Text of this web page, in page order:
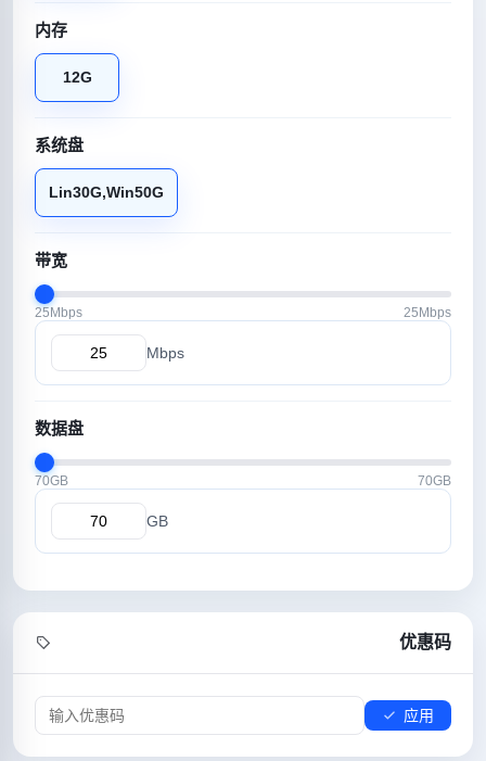
内存
12G
系统盘
Lin30G,Win50G
带宽
25Mbps 25Mbps
Mbps
数据盘
70GB 70GB
GB
优惠码
应用